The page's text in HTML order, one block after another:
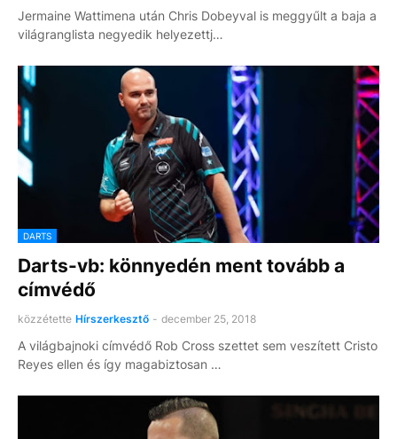
Jermaine Wattimena után Chris Dobeyval is meggyűlt a baja a
világranglista negyedik helyezettj…
DARTS
Darts-vb: könnyedén ment tovább a
címvédő
közzétette Hírszerkesztő - december 25, 2018
A világbajnoki címvédő Rob Cross szettet sem veszített Cristo
Reyes ellen és így magabiztosan …